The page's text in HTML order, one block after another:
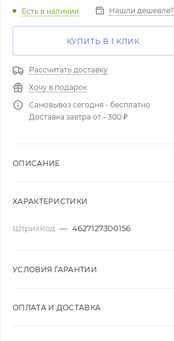
Есть в наличии Нашли дешевле?
КУПИТЬ В 1 КЛИК
Рассчитать доставку
Хочу в подарок
Самовывоз сегодня - бесплатно
Доставка завтра от - 300 ₽
ОПИСАНИЕ
ХАРАКТЕРИСТИКИ
ШтрихКод — 4627127300156
УСЛОВИЯ ГАРАНТИИ
ОПЛАТА И ДОСТАВКА